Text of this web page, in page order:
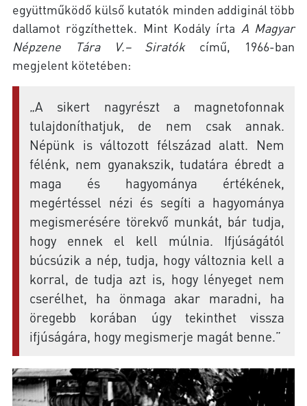
együttműködő külső kutatók minden addiginál több
dallamot rögzíthettek. Mint Kodály írta A Magyar
Népzene Tára
V.– Siratók című, 1966-ban
megjelent kötetében:
„A sikert nagyrészt a magnetofonnak
tulajdoníthatjuk, de nem csak annak.
Népünk is változott félszázad alatt. Nem
félénk, nem gyanakszik, tudatára ébredt a
maga és hagyománya értékének,
megértéssel nézi és segíti a hagyománya
megismerésére törekvő munkát, bár tudja,
hogy ennek el kell múlnia. Ifjúságától
búcsúzik a nép, tudja, hogy változnia kell a
korral, de tudja azt is, hogy lényeget nem
cserélhet, ha önmaga akar maradni, ha
öregebb korában úgy tekinthet vissza
ifjúságára, hogy megismerje magát benne.”